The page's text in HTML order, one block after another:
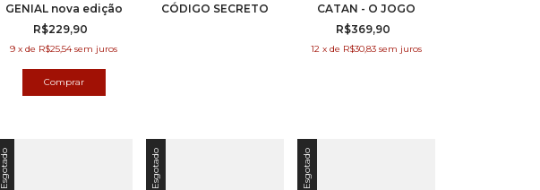
GENIAL nova edição
R$229,90
9 x de R$25,54 sem juros
CÓDIGO SECRETO
CATAN - O JOGO
R$369,90
12 x de R$30,83 sem juros
Esgotado Esgotado Esgotado